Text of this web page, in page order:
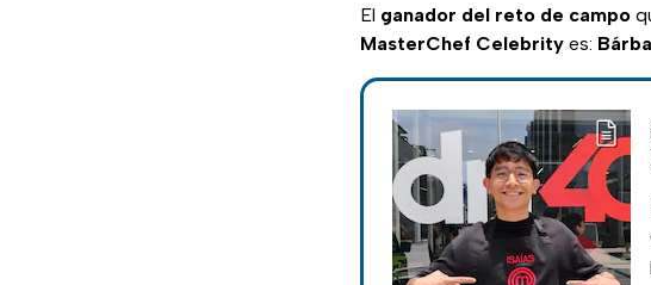
El ganador del reto de campo
MasterChef Celebrity es: